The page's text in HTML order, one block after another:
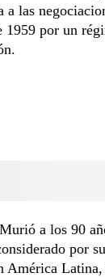
las
1959 por un
a los 90
por
América Latina,